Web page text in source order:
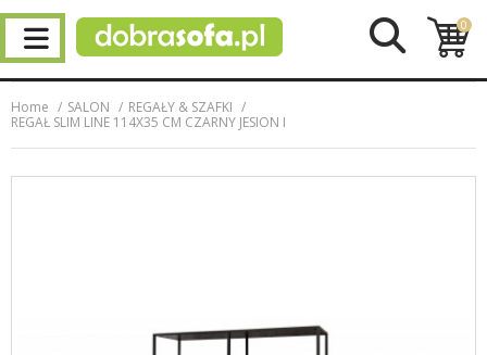
0
Home SALON
REGAŁY & SZAFKI
REGAŁ SLIM LINE 114X35 CM CZARNY JESION I